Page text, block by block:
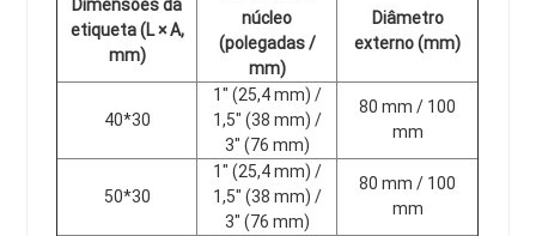
Dimensões da
etiqueta (L × A,
mm)
núcleo
(polegadas /
mm)
Diâmetro
externo (mm)
40*30
1" (25,4 mm) /
1,5" (38 mm) /
3" (76 mm)
80 mm / 100
mm
50*30
1" (25,4 mm) /
1,5" (38 mm) /
3" (76 mm)
80 mm / 100
mm